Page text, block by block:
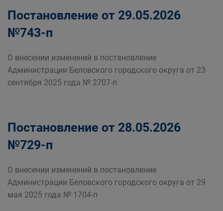
Постановление от 29.05.2026
№743-п
О внесении изменений в постановление
Администрации Беловского городского округа от 23
сентября 2025 года № 2707-п
Постановление от 28.05.2026
№729-п
О внесении изменений в постановление
Администрации Беловского городского округа от 29
мая 2025 года № 1704-п